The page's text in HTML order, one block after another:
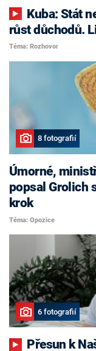
růst důchodů.
Téma: Rozhovor
8 fotografií
Úmorné,
popsal Grolich
krok
Téma: Opozice
6 fotografií